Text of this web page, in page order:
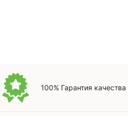
100% Гарантия качества